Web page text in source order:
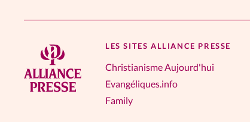
LES SITES ALLIANCE PRESSE
Christianisme Aujourd'hui
Evangéliques.info
Family